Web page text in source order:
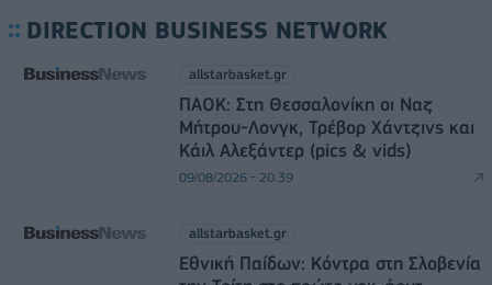
DIRECTION BUSINESS NETWORK
allstarbasket.gr
ΠΑΟΚ: Στη Θεσσαλονίκη οι Ναζ
Μήτρου-Λονγκ, Τρέβορ Χάντζινς και
Κάιλ Αλεξάντερ (pics & vids)
09/08/2026 - 20:39
allstarbasket.gr
Εθνική Παίδων: Κόντρα στη Σλοβενία